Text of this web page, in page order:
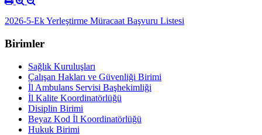
2026-5-Ek Yerleştirme Müracaat Başvuru Listesi
Birimler
Sağlık Kuruluşları
Çalışan Hakları ve Güvenliği Birimi
İl Ambulans Servisi Başhekimliği
İl Kalite Koordinatörlüğü
Disiplin Birimi
Beyaz Kod İl Koordinatörlüğü
Hukuk Birimi